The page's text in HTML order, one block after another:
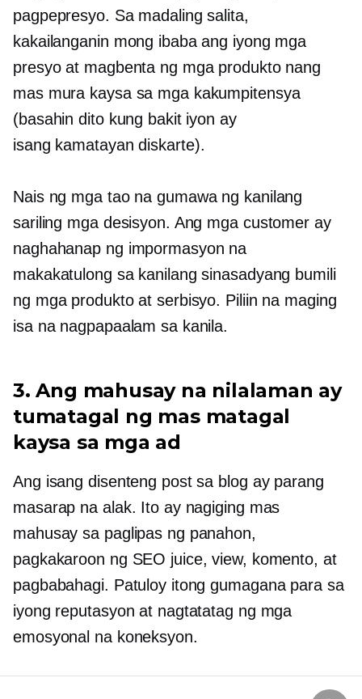
pagpepresyo. Sa madaling salita,
kakailanganin mong ibaba ang iyong mga
presyo at magbenta ng mga produkto nang
mas mura kaysa sa mga kakumpitensya
(basahin dito kung bakit iyon ay
isang kamatayan diskarte).
Nais ng mga tao na gumawa ng kanilang
sariling mga desisyon. Ang mga customer ay
naghahanap ng impormasyon na
makakatulong sa kanilang sinasadyang bumili
ng mga produkto at serbisyo. Piliin na maging
isa na nagpapaalam sa kanila.
3. Ang mahusay na nilalaman ay
tumatagal ng mas matagal
kaysa sa mga ad
Ang isang disenteng post sa blog ay parang
masarap na alak. Ito ay nagiging mas
mahusay sa paglipas ng panahon,
pagkakaroon ng SEO juice, view, komento, at
pagbabahagi. Patuloy itong gumagana para sa
iyong reputasyon at nagtatatag ng mga
emosyonal na koneksyon.